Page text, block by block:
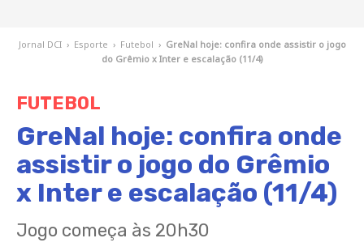
Jornal DCI › Esporte › Futebol › GreNal hoje: confira onde assistir o jogo
do Grêmio x Inter e escalação (11/4)
FUTEBOL
GreNal hoje: confira onde
assistir o jogo do Grêmio
x Inter e escalação (11/4)
Jogo começa às 20h30